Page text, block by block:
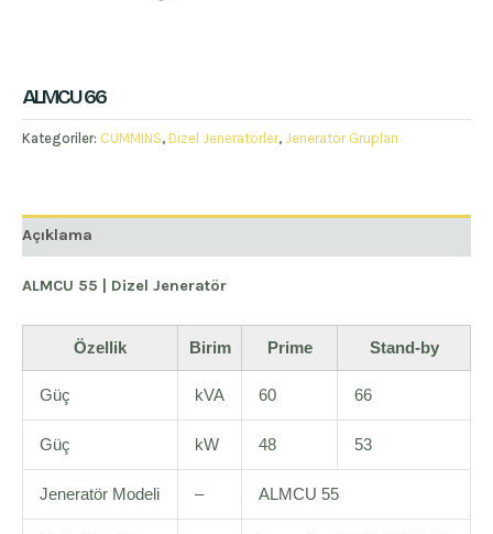
ALMCU 66
Kategoriler: CUMMINS, Dizel Jeneratörler, Jeneratör Grupları
Açıklama
ALMCU 55 | Dizel Jeneratör
Özellik Birim Prime Stand-by
Güç kVA 60 66
Güç kW 48 53
Jeneratör Modeli – ALMCU 55